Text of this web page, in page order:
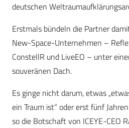
deutschen
Erstmals bündeln die Partner
New-Space-Unternehmen –
ConstellR und LiveEO – unter
souveränen Dach.
Es ginge nicht darum, etwas
ein Traum ist“ oder erst fünf
so die Botschaft von ICEYE-CEO